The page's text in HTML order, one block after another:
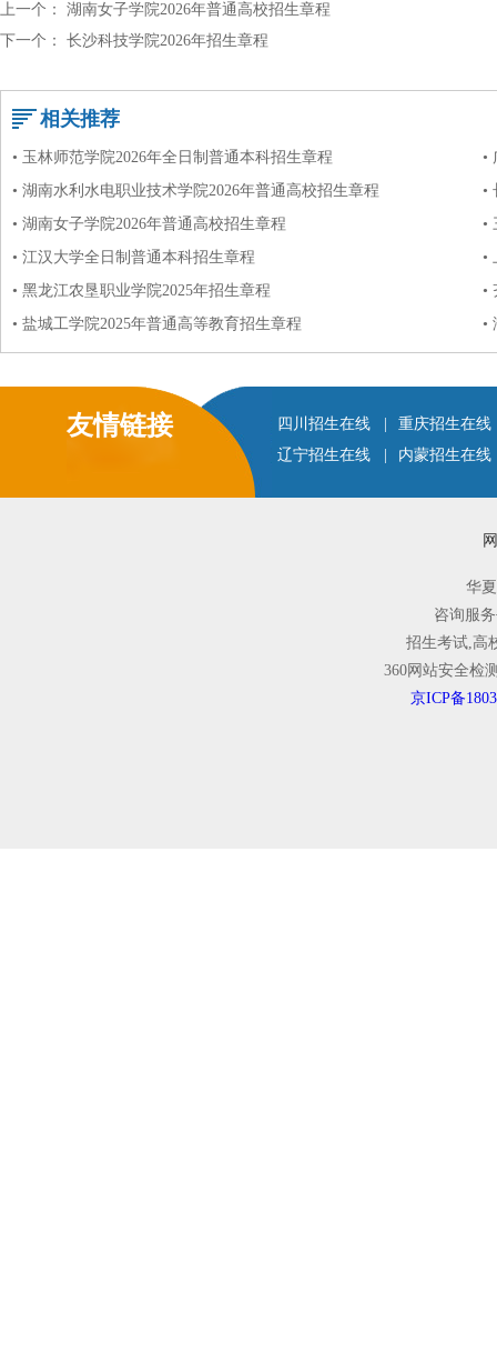
上一个： 湖南女子学院2026年普通高校招生章程
下一个： 长沙科技学院2026年招生章程
相关推荐
• 玉林师范学院2026年全日制普通本科招生章程
•
• 湖南水利水电职业技术学院2026年普通高校招生章程
•
• 湖南女子学院2026年普通高校招生章程
•
• 江汉大学全日制普通本科招生章程
•
• 黑龙江农垦职业学院2025年招生章程
•
• 盐城工学院2025年普通高等教育招生章程
•
友情链接 四川招生在线 重庆招生在线
辽宁招生在线
内蒙招生在线
华
咨询服
招生考试,高
360网站安全
京ICP备